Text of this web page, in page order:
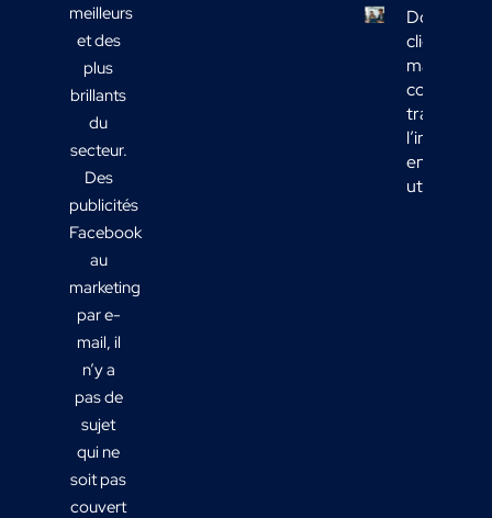
meilleurs
et des
plus
brillants
du
secteur.
Des
publicités
Facebook
au
marketing
par e-
mail, il
n’y a
pas de
sujet
qui ne
soit pas
couvert
Données
clients
marketing :
comment
en actions
utiles ?